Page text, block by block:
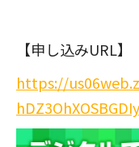
【申し込みURL】
https://